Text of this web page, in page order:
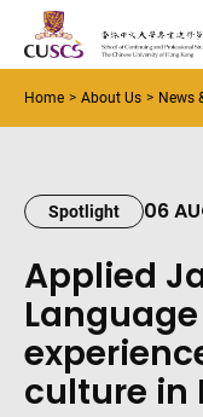
Skip to main
The Chinese Univeristy of
Home About Us News
Spotlight 06
Applied
culture in